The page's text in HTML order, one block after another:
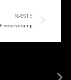
NÆSTE
reservekamp